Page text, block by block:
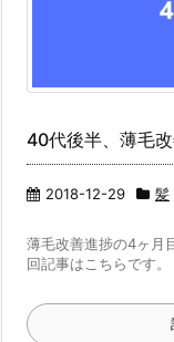
40代後半、薄毛
2018-12-29 髪
薄毛改善進捗の4ヶ月
回記事はこちらです